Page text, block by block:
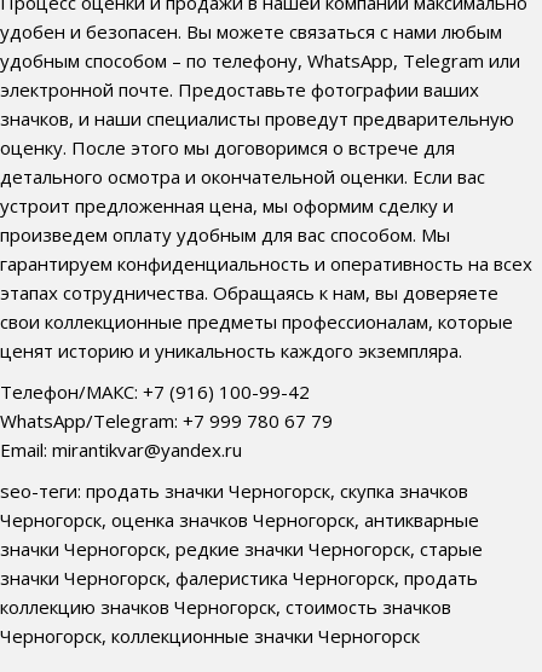
удобен и безопасен. Вы можете связаться с нами любым
удобным способом – по телефону, WhatsApp, Telegram или
электронной почте. Предоставьте фотографии ваших
значков, и наши специалисты проведут предварительную
оценку. После этого мы договоримся о встрече для
детального осмотра и окончательной оценки. Если вас
устроит предложенная цена, мы оформим сделку и
произведем оплату удобным для вас способом. Мы
гарантируем конфиденциальность и оперативность на всех
этапах сотрудничества. Обращаясь к нам, вы доверяете
свои коллекционные предметы профессионалам, которые
ценят историю и уникальность каждого экземпляра.
Телефон/МАКС: +7 (916) 100-99-42
WhatsApp/Telegram: +7 999 780 67 79
Email: mirantikvar@yandex.ru
seo-теги: продать значки Черногорск, скупка значков
Черногорск, оценка значков Черногорск, антикварные
значки Черногорск, редкие значки Черногорск, старые
значки Черногорск, фалеристика Черногорск, продать
коллекцию значков Черногорск, стоимость значков
Черногорск, коллекционные значки Черногорск